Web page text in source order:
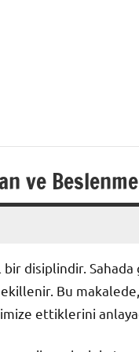
ve Beslenme
disiplindir.
Bu
ettiklerini